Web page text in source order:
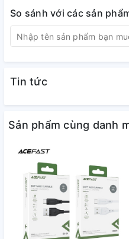
So sánh với các sản
Tin tức
Sản phẩm cùng danh